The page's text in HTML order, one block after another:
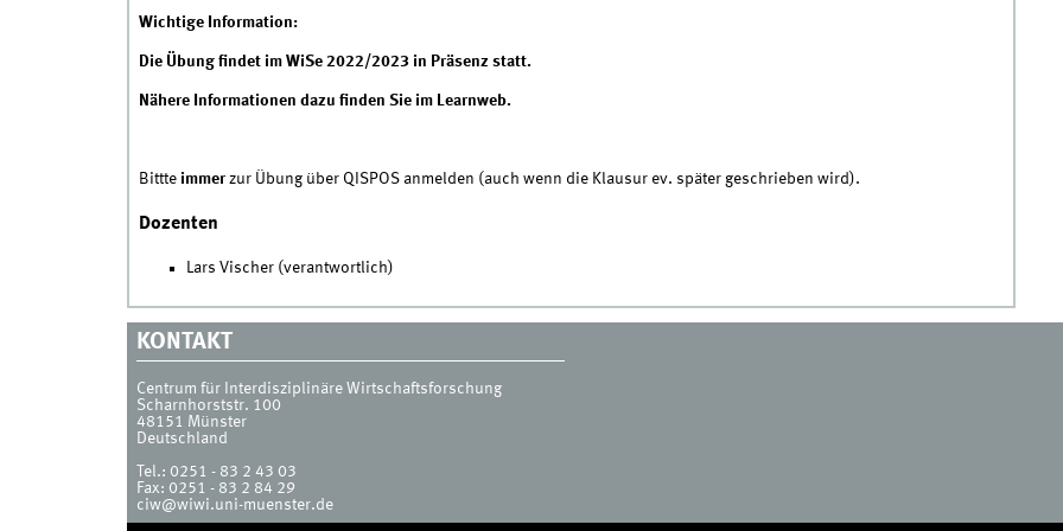
Wichtige Information:
Die Übung findet im WiSe 2022/2023 in Präsenz statt.
Nähere Informationen dazu finden Sie im Learnweb.
Bittte immerzur Übung über QISPOS anmelden (auch wenn die Klausur ev. später geschrieben wird).
Dozenten
Lars Vischer (verantwortlich)
KONTAKT
Centrum für Interdisziplinäre Wirtschaftsforschung
Scharnhorststr. 100
48151 Münster
Deutschland
Tel.: 0251 - 83 2 43 03
Fax: 0251 - 83 2 84 29
ciw@wiwi.uni-muenster.de